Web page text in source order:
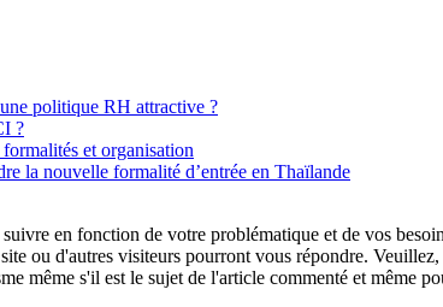
politique RH attractive ?
?
et organisation
la nouvelle formalité d’entrée en Thaïlande
en fonction de votre problématique et de vos
ou d'autres visiteurs pourront vous répondre.
même s'il est le sujet de l'article commenté et même